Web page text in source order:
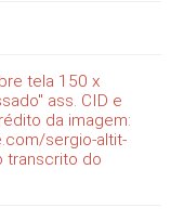
tela 150 x
ass. CID e
da imagem:
sergio-altit-
transcrito do